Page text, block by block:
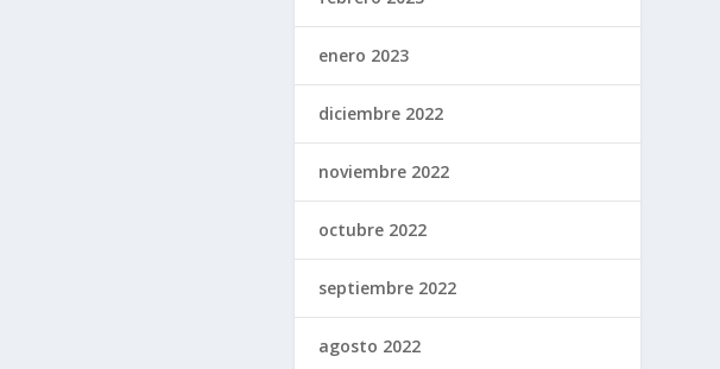
enero 2023
diciembre 2022
noviembre 2022
octubre 2022
septiembre 2022
agosto 2022